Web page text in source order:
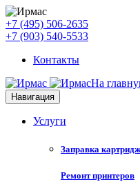
+7 (495) 506-2635
+7 (903) 540-5533
Контакты
На
Навигация
Услуги
Заправка
Ремонт принтеров